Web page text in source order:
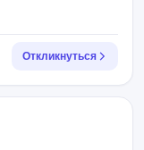
Откликнуться